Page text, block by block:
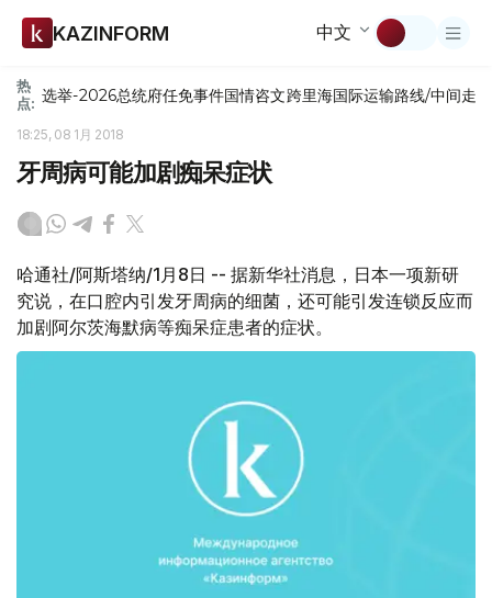
KAZINFORM 中文
热
点: 选举-2026总统府任免事件国情咨文跨里海国际运输路线/中间走廊
18:25, 08 1月 2018
牙周病可能加剧痴呆症状
哈通社/阿斯塔纳/1月8日 -- 据新华社消息，日本一项新研
究说，在口腔内引发牙周病的细菌，还可能引发连锁反应而
加剧阿尔茨海默病等痴呆症患者的症状。